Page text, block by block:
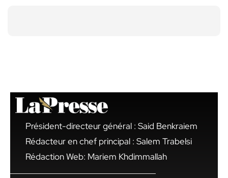
Président-directeur général : Said Benkraiem
Rédacteur en chef principal : Salem Trabelsi
Rédaction Web: Mariem Khdimmallah